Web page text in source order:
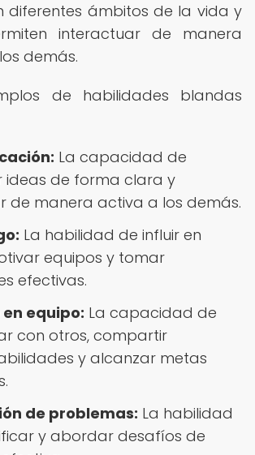
diferentes ámbitos de la vida y
interactuar de manera
demás.
de habilidades blandas
La capacidad de
ideas de forma clara y
de manera activa a los demás.
La habilidad de influir en
equipos y tomar
efectivas.
equipo: La capacidad de
con otros, compartir
y alcanzar metas
de problemas: La habilidad
y abordar desafíos de